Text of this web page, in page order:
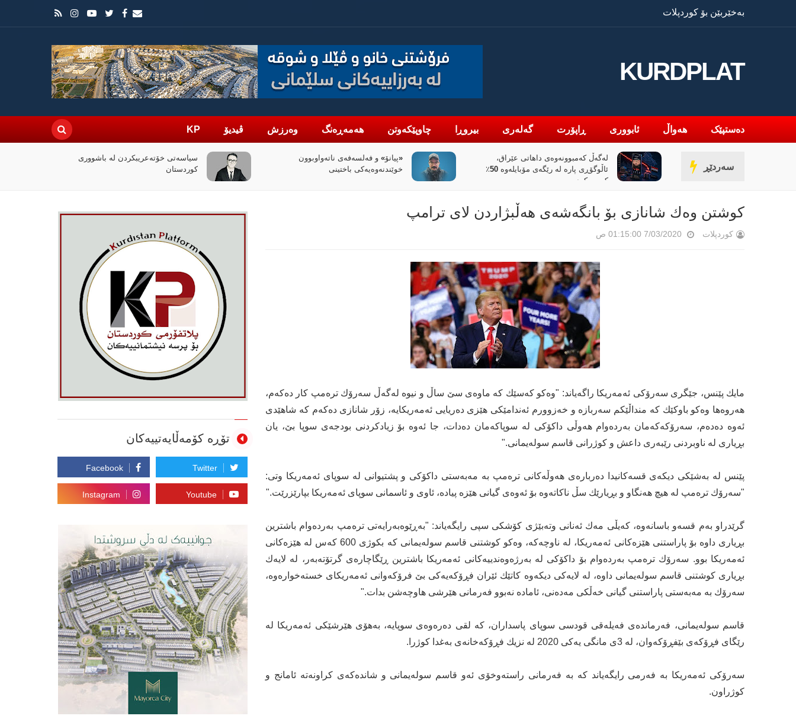
بەخێربێن بۆ کوردپلات
KURDPLAT
دەستپێک هەواڵ ئابووری ڕاپۆرت گەلەری بیروڕا چاوپێکەوتن هەمەڕەنگ وەرزش ڤیدیۆ KP
سەردێڕ
«پیانۆ» و فەلسەفەی ناتەواوبوون
خوێندنەوەیەکی باختینی
سیاسەتی خۆتەعریبکردن لە باشووری
کوردستان
چۆن فیلمی (ئۆدیسە)ی کریستۆفەر نۆلان
بووبە ڕووداوێکی جیهانی؟
كوشتن وەك شانازی بۆ بانگەشەی هەڵبژاردن لای ترامپ
کوردپلات 7/03/2020 01:15:00 ص
مایك پێنس، جێگری سه‌رۆكی ئه‌مەریكا راگه‌یاند: "وه‌كو كه‌سێك كه‌ ماوه‌ی سێ ساڵ و نیوه‌ له‌گه‌ڵ سه‌رۆك تره‌مپ كار ده‌كه‌م،
‌هه‌روه‌ها وه‌كو باوكێك كه‌ منداڵێكم سه‌ربازه‌ و خه‌زوورم ئه‌ندامێكی هێزی ده‌ریایی ئه‌مەریكایه‌، زۆر شانازی ده‌كه‌م كه‌ شاهێدی
ئەوە دەدەم، سه‌رۆكه‌كه‌مان به‌رده‌وام هه‌وڵی داكۆكی له‌ سوپاکەمان ده‌دات‌، جا ئه‌وه‌ بۆ زیادكردنی بودجه‌ی سوپا بێ، یان
بڕیاری له‌ ناوبردنی رێبه‌ری داعش و كوژرانی قاسم سوله‌یمانی."
پێنس له‌ به‌شێكی دیكه‌ی قسه‌كانیدا دەرباره‌ی هه‌وڵه‌كانی تره‌مپ به‌ مه‌به‌ستی داكۆكی و پشتیوانی له‌ سوپای ئەمەریكا وتی:
"سه‌رۆك تره‌مپ له‌ هیچ هه‌نگاو و بڕیارێك سڵ ناکاتەوە بۆ ئه‌وه‌ی گیانی هێزه‌ پیاده‌، ئاوی و ئاسمانی سوپای ئه‌مەریكا بپارێزرێت."
گرێدراو به‌م قسه‌و باسانه‌وه‌، كه‌یڵی مه‌ك ئه‌نانی وته‌بێژی كۆشكی سپی رایگه‌یاند: "به‌ڕێوه‌به‌رایه‌تی تره‌مپ به‌رده‌وام باشترین
بڕیاری داوه‌ بۆ پاراستنی هێزه‌كانی ئه‌مەریكا، له‌ ناوچه‌كه‌، وه‌كو كوشتنی قاسم سوله‌یمانی كه‌ بكوژی 600 كه‌س له‌ هێزه‌كانی
ئه‌مەریكا بوو. سه‌رۆك تره‌مپ به‌رده‌وام بۆ داكۆكی له‌ به‌رژه‌وه‌ندییه‌كانی ئه‌مەریكا باشترین ڕێگاچاره‌ی گرتۆته‌به‌ر، له‌ لایه‌ك
بڕیاری كوشتنی قاسم سوله‌یمانی داوه‌، له‌ لایه‌كی دیكه‌وه‌ كاتێك ئێران فڕۆكه‌یه‌كی بێ فرۆكه‌وانی ئه‌مەریكای خسته‌خواره‌وه‌،
سه‌رۆك به‌ مه‌به‌ستی پاراستنی گیانی خه‌ڵكی مه‌ده‌نی، ئاماده‌ نه‌بوو فه‌رمانی هێرشی هاوچه‌شن بدات.‌"
قاسم سولەیمانی، فەرماندەی فەیلەقی قودسی سوپای پاسداران، كه‌ لقی ده‌ره‌وه‌ی‌ سوپایه‌، بەهۆی هێرشێكی ئەمەریكا لە
رێگای فڕۆكەی بێفڕۆكەوان، لە 3ی مانگی یه‌كی 2020 لە نزیك فڕۆكەخانەی بەغدا كوژرا.
سه‌رۆكی ئه‌مەریكا به‌ فه‌رمی رایگه‌یاند كه‌ به‌ فه‌رمانی راسته‌وخۆی ئه‌و قاسم سوله‌یمانی و شانده‌كه‌ی كراونه‌ته‌ ئامانج و
كوژراون.
تۆڕە کۆمەڵایەتییەکان